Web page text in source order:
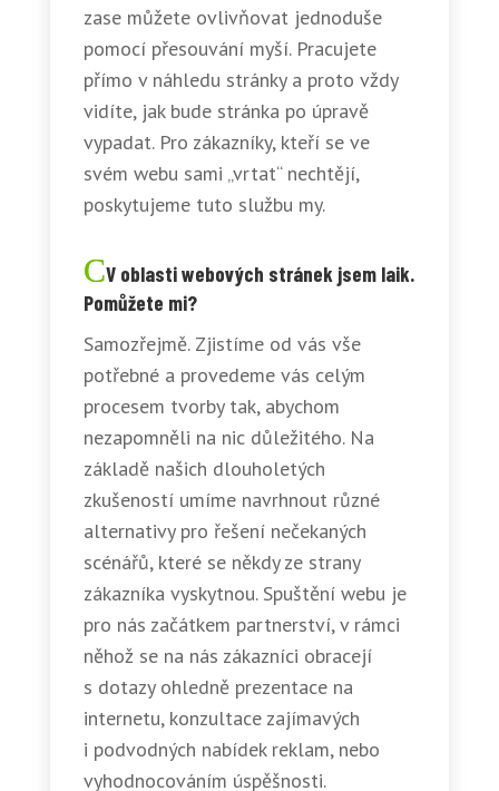
zase můžete ovlivňovat jednoduše
pomocí přesouvání myší. Pracujete
přímo v náhledu stránky a proto vždy
vidíte, jak bude stránka po úpravě
vypadat. Pro zákazníky, kteří se ve
svém webu sami „vrtat“ nechtějí,
poskytujeme tuto službu my.
V oblasti webových stránek jsem laik.
Pomůžete mi?
Samozřejmě. Zjistíme od vás vše
potřebné a provedeme vás celým
procesem tvorby tak, abychom
nezapomněli na nic důležitého. Na
základě našich dlouholetých
zkušeností umíme navrhnout různé
alternativy pro řešení nečekaných
scénářů, které se někdy ze strany
zákazníka vyskytnou. Spuštění webu je
pro nás začátkem partnerství, v rámci
něhož se na nás zákazníci obracejí
s dotazy ohledně prezentace na
internetu, konzultace zajímavých
i podvodných nabídek reklam, nebo
vyhodnocováním úspěšnosti.